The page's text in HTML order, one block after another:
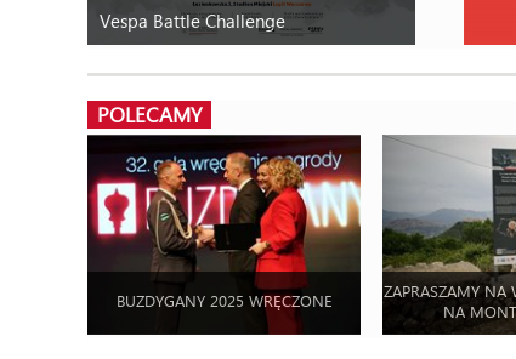
Vespa Battle Challenge
POLECAMY
BUZDYGANY 2025 WRĘCZONE
ZAPRASZAMY NA
NA